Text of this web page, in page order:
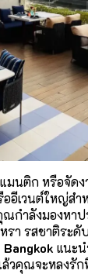
มนติก หรือจัด
ออีเวนต์ใหญ่
กำลังมองหา
า รสชาติระดั
Bangkok แนะ
วคุณจะหลงรัก